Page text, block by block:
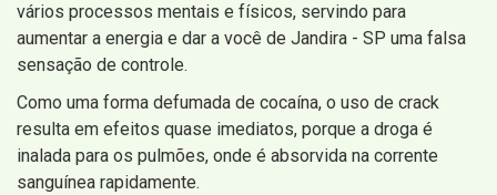
vários processos mentais e físicos, servindo para
aumentar a energia e dar a você de Jandira - SP uma falsa
sensação de controle.
Como uma forma defumada de cocaína, o uso de crack
resulta em efeitos quase imediatos, porque a droga é
inalada para os pulmões, onde é absorvida na corrente
sanguínea rapidamente.